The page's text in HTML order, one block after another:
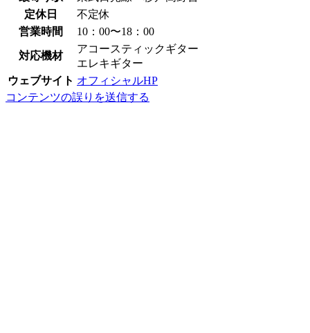
定休日
不定休
営業時間
10：00〜18：00
対応機材
アコースティックギター
エレキギター
ウェブサイト オフィシャルHP
コンテンツの誤りを送信する